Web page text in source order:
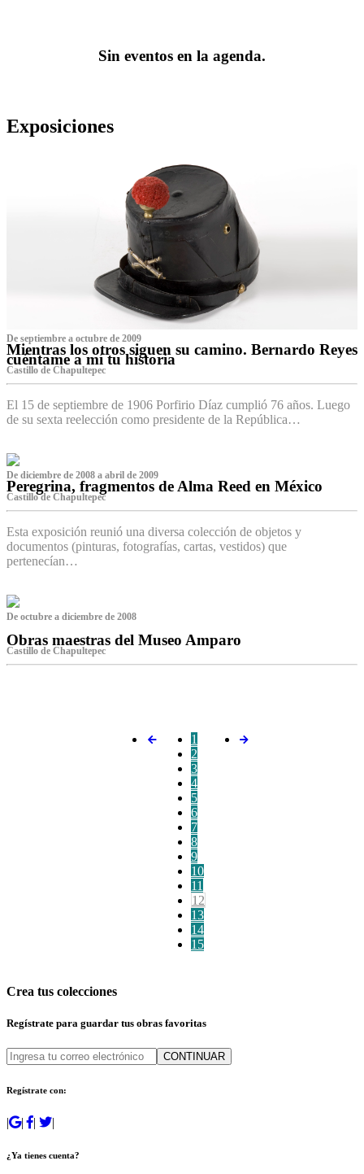
Sin eventos en la agenda.
Exposiciones
De septiembre a octubre de 2009
Mientras los otros siguen su camino. Bernardo Reyes
cuéntame a mí tu historia
Castillo de Chapultepec
El 15 de septiembre de 1906 Porfirio Díaz cumplió 76 años. Luego
de su sexta reelección como presidente de la República…
De diciembre de 2008 a abril de 2009
Peregrina, fragmentos de Alma Reed en México
Castillo de Chapultepec
Esta exposición reunió una diversa colección de objetos y
documentos (pinturas, fotografías, cartas, vestidos) que
pertenecían…
De octubre a diciembre de 2008
Obras maestras del Museo Amparo
Castillo de Chapultepec
1
2
3
4
5
6
7
8
9
10
11
12
13
14
15
Crea tus colecciones
Regístrate para guardar tus obras favoritas
CONTINUAR
Regístrate con:
| | | |
¿Ya tienes cuenta?